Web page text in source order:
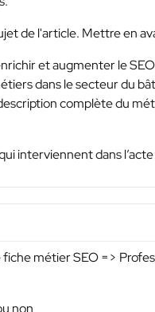
de l'article. Mettre en
et augmenter le
dans le secteur du
complète du
interviennent dans
métier SEO =>
non